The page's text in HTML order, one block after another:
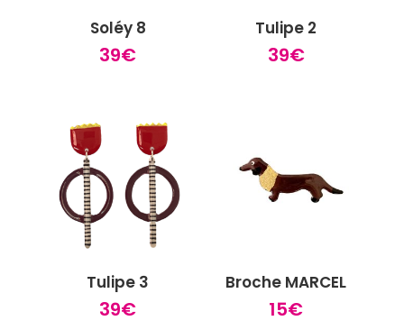
Soléy 8
39€
Tulipe 2
39€
Tulipe 3
39€
Broche MARCEL
15€